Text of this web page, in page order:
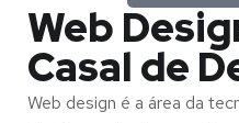
Web
Casal de
Web design é a área da